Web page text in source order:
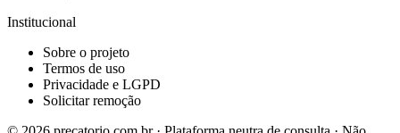
Institucional
Sobre o projeto
Termos de uso
Privacidade e LGPD
Solicitar remoção